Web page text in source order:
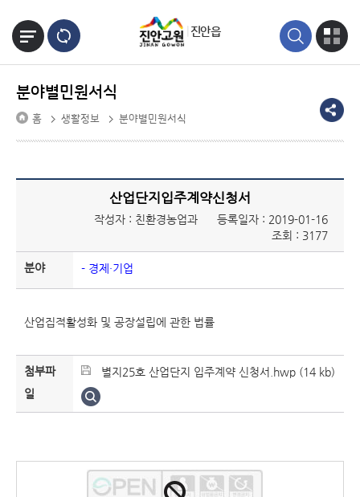
진안읍
분야별민원서식
홈 생활정보 분야별민원서식
산업단지입주계약신청서
작성자 : 친환경농업과
등록일자 : 2019-01-16
조회 : 3177
분야 - 경제·기업
산업집적활성화 및 공장설립에 관한 법률
첨부파
일
별지25호 산업단지 입주계약 신청서.hwp (14 kb)